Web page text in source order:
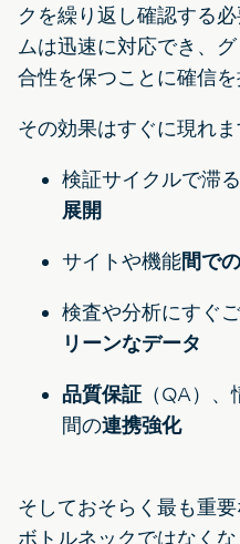
クを繰り返し確認する
ムは迅速に対応でき、
合性を保つことに確信を
その効果はすぐに現れま
検証サイクルで滞
展開
サイトや機能間で
検査や分析にすぐ
リーンなデータ
品質保証 （QA）
間の連携強化
そしておそらく最も重
ボトルネックではなく